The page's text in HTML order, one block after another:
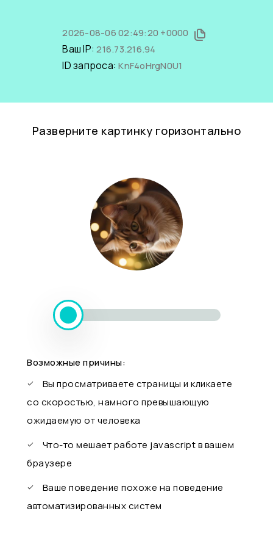
2026-08-06 02:49:20 +0000
Ваш IP:216.73.216.94
ID запроса:KnF4oHrgN0U1
Разверните картинку горизонтально
Возможные причины:
Вы просматриваете страницы и кликаете
со скоростью, намного превышающую
ожидаемую от человека
Что-то мешает работе javascript в вашем
браузере
Ваше поведение похоже на поведение
автоматизированных систем